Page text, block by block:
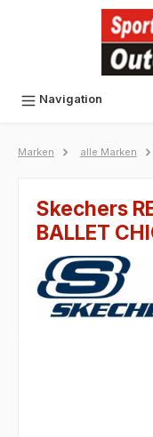
Navigation
Marken alle Marken
Skechers
BALLET